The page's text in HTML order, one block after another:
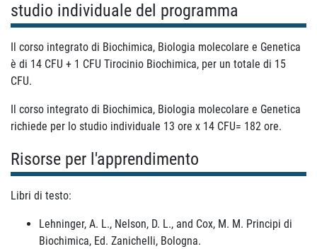
studio individuale del programma
Il corso integrato di Biochimica, Biologia molecolare e Genetica
è di 14 CFU + 1 CFU Tirocinio Biochimica, per un totale di 15
CFU.
Il corso integrato di Biochimica, Biologia molecolare e Genetica
richiede per lo studio individuale 13 ore x 14 CFU= 182 ore.
Risorse per l'apprendimento
Libri di testo:
Lehninger, A. L., Nelson, D. L., and Cox, M. M. Principi di
Biochimica, Ed. Zanichelli, Bologna.